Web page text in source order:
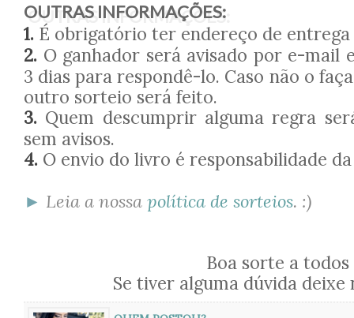
OUTRAS INFORMAÇÕES:
1. É obrigatório ter endereço de entrega
2. O ganhador será avisado por e-mail
3 dias para respondê-lo. Caso não o
outro sorteio será feito.
3. Quem descumprir alguma regra
sem avisos.
4. O envio do livro é responsabilidade
► Leia a nossa política de sorteios. :)
Boa sorte a
Se tiver alguma dúvida deixe